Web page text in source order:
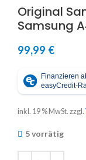
Original
Samsung
99,99 €
inkl. 19 % MwSt. zzgl.
5 vorrätig